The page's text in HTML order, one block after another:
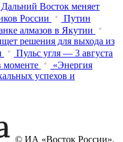
Восток меняет
России
Путин
алмазов в Якутии
решения для выхода из
Пульс угля — 3 августа
моменте
«Энергия
успехов и
© ИА «Восток России»,